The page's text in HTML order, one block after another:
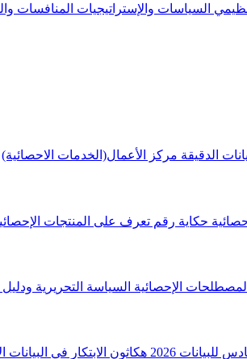
السياسات والإستراتيجيات المنافسات
الدقيقة مركز الأعمال(الخدمات الاحصائية)
حكاية رقم تعرف على المنتجات
الإحصائية السياسة التحريرية ودليل
2026 هكاثون الابتكار في البيانات